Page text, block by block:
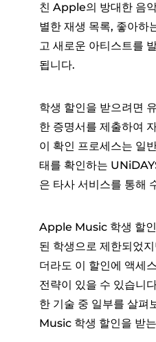
친 Apple의 방대한 음
별한 재생 목록, 좋아하
고 새로운 아티스트를
됩니다.
학생 할인을 받으려면
한 증명서를 제출하여
이 확인 프로세스는 일
태를 확인하는
은 타사 서비스를 통해
Apple Music 학생 할
된 학생으로 제한되었
더라도 이 할인에 액세
전략이 있을 수 있습니
한 기술 중 일부를 살
Music 학생 할인을 받